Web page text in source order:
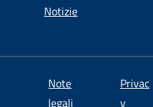
Notizie
Note
legali
Privac
y